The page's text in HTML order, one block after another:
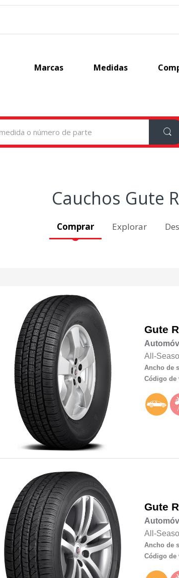
Marcas Medidas
Cauchos Gute
Comprar Explorar
Gute
All-
Ancho de
Código de
Gute
All-
Ancho de
Código de